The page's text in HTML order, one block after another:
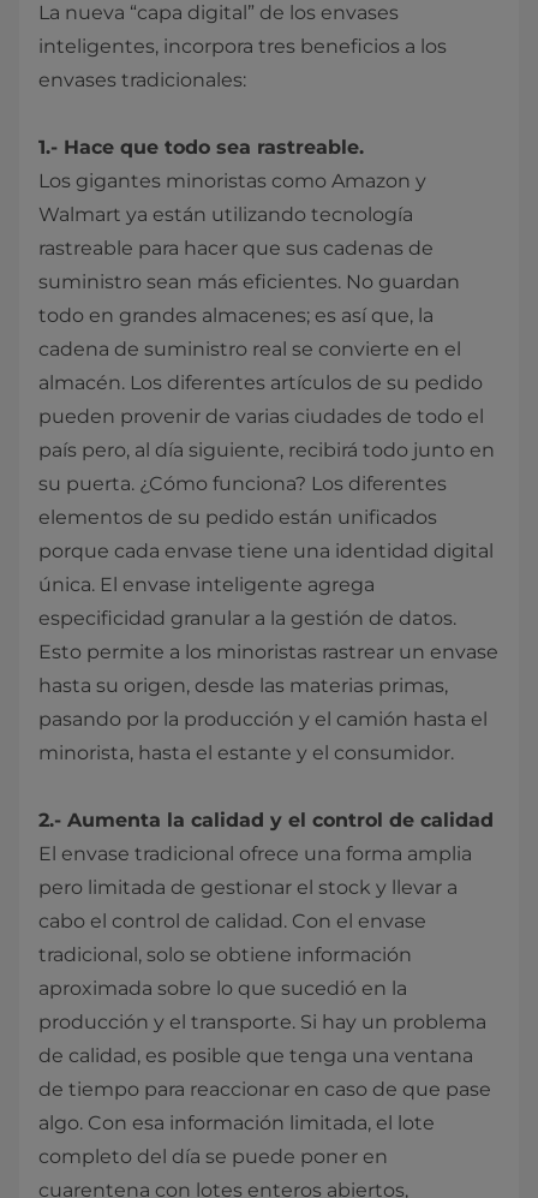
La nueva “capa digital” de los envases
inteligentes, incorpora tres beneficios a los
envases tradicionales:
1.- Hace que todo sea rastreable.
Los gigantes minoristas como Amazon y
Walmart ya están utilizando tecnología
rastreable para hacer que sus cadenas de
suministro sean más eficientes. No guardan
todo en grandes almacenes; es así que, la
cadena de suministro real se convierte en el
almacén. Los diferentes artículos de su pedido
pueden provenir de varias ciudades de todo el
país pero, al día siguiente, recibirá todo junto en
su puerta. ¿Cómo funciona? Los diferentes
elementos de su pedido están unificados
porque cada envase tiene una identidad digital
única. El envase inteligente agrega
especificidad granular a la gestión de datos.
Esto permite a los minoristas rastrear un envase
hasta su origen, desde las materias primas,
pasando por la producción y el camión hasta el
minorista, hasta el estante y el consumidor.
2.- Aumenta la calidad y el control de calidad
El envase tradicional ofrece una forma amplia
pero limitada de gestionar el stock y llevar a
cabo el control de calidad. Con el envase
tradicional, solo se obtiene información
aproximada sobre lo que sucedió en la
producción y el transporte. Si hay un problema
de calidad, es posible que tenga una ventana
de tiempo para reaccionar en caso de que pase
algo. Con esa información limitada, el lote
completo del día se puede poner en
cuarentena con lotes enteros abiertos,